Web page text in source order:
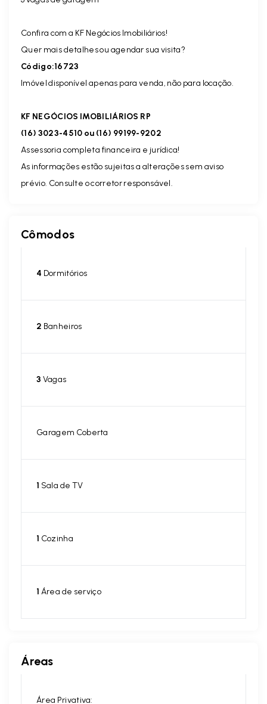
Confira com a KF Negócios Imobiliários!
Quer mais detalhes ou agendar sua visita?
Código:16723
Imóvel disponível apenas para venda, não para locação.
KF NEGÓCIOS IMOBILIÁRIOS RP
(16) 3023-4510 ou (16) 99199-9202
Assessoria completa financeira e jurídica!
As informações estão sujeitas a alterações sem aviso
prévio. Consulte o corretor responsável.
Cômodos
4 Dormitórios
2 Banheiros
3 Vagas
Garagem Coberta
1 Sala de TV
1 Cozinha
1 Área de serviço
Áreas
Área Privativa: